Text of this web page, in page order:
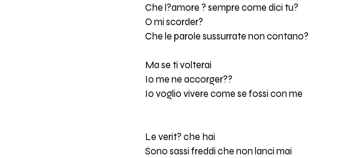
Che l?amore ? sempre come dici tu?
O mi scorder?
Che le parole sussurrate non contano?
Ma se ti volterai
Io me ne accorger??
Io voglio vivere come se fossi con me
Le verit? che hai
Sono sassi freddi che non lanci mai